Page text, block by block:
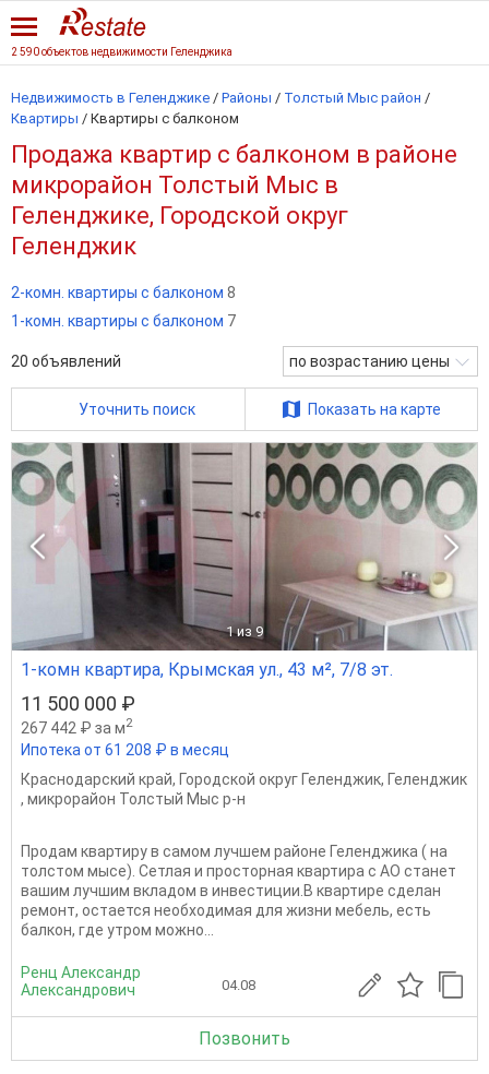
2 590 объектов недвижимости Геленджика
Недвижимость в Геленджике / Районы / Толстый Мыс район /
Квартиры / Квартиры с балконом
Продажа квартир с балконом в районе
микрорайон Толстый Мыс в
Геленджике, Городской округ
Геленджик
2-комн. квартиры с балконом 8
1-комн. квартиры с балконом 7
20 объявлений по возрастанию цены
Уточнить поиск Показать на карте
1 из 9
1-комн квартира, Крымская ул., 43 м², 7/8 эт.
11 500 000 ₽
267 442 ₽ за м2
Ипотека от 61 208 ₽ в месяц
Краснодарский край, Городской округ Геленджик, Геленджик
, микрорайон Толстый Мыс р-н
Продам квартиру в самом лучшем районе Геленджика ( на
толстом мысе). Сетлая и просторная квартира с АО станет
вашим лучшим вкладом в инвестиции.В квартире сделан
ремонт, остается необходимая для жизни мебель, есть
балкон, где утром можно...
Ренц Александр
Александрович
04.08
Позвонить